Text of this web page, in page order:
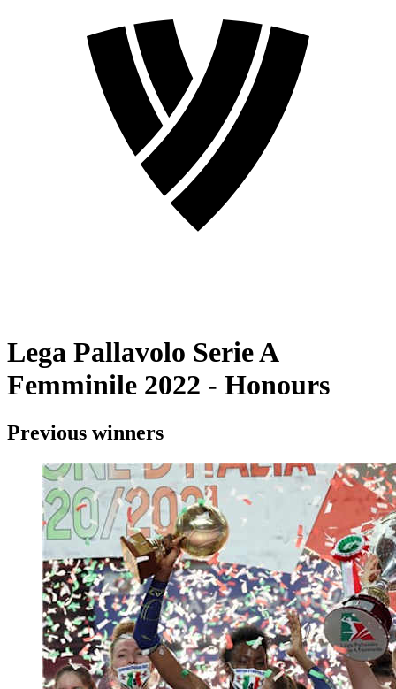
Lega Pallavolo Serie A
Femminile 2022 - Honours
Previous winners